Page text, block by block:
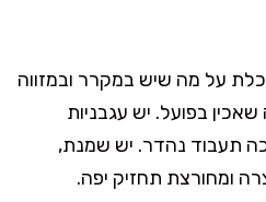
על מה שיש במקרר ובמזווה
בפועל. יש עגבניות
תעבוד נהדר. יש שמנת,
ומחורצת תחזיק יפה.